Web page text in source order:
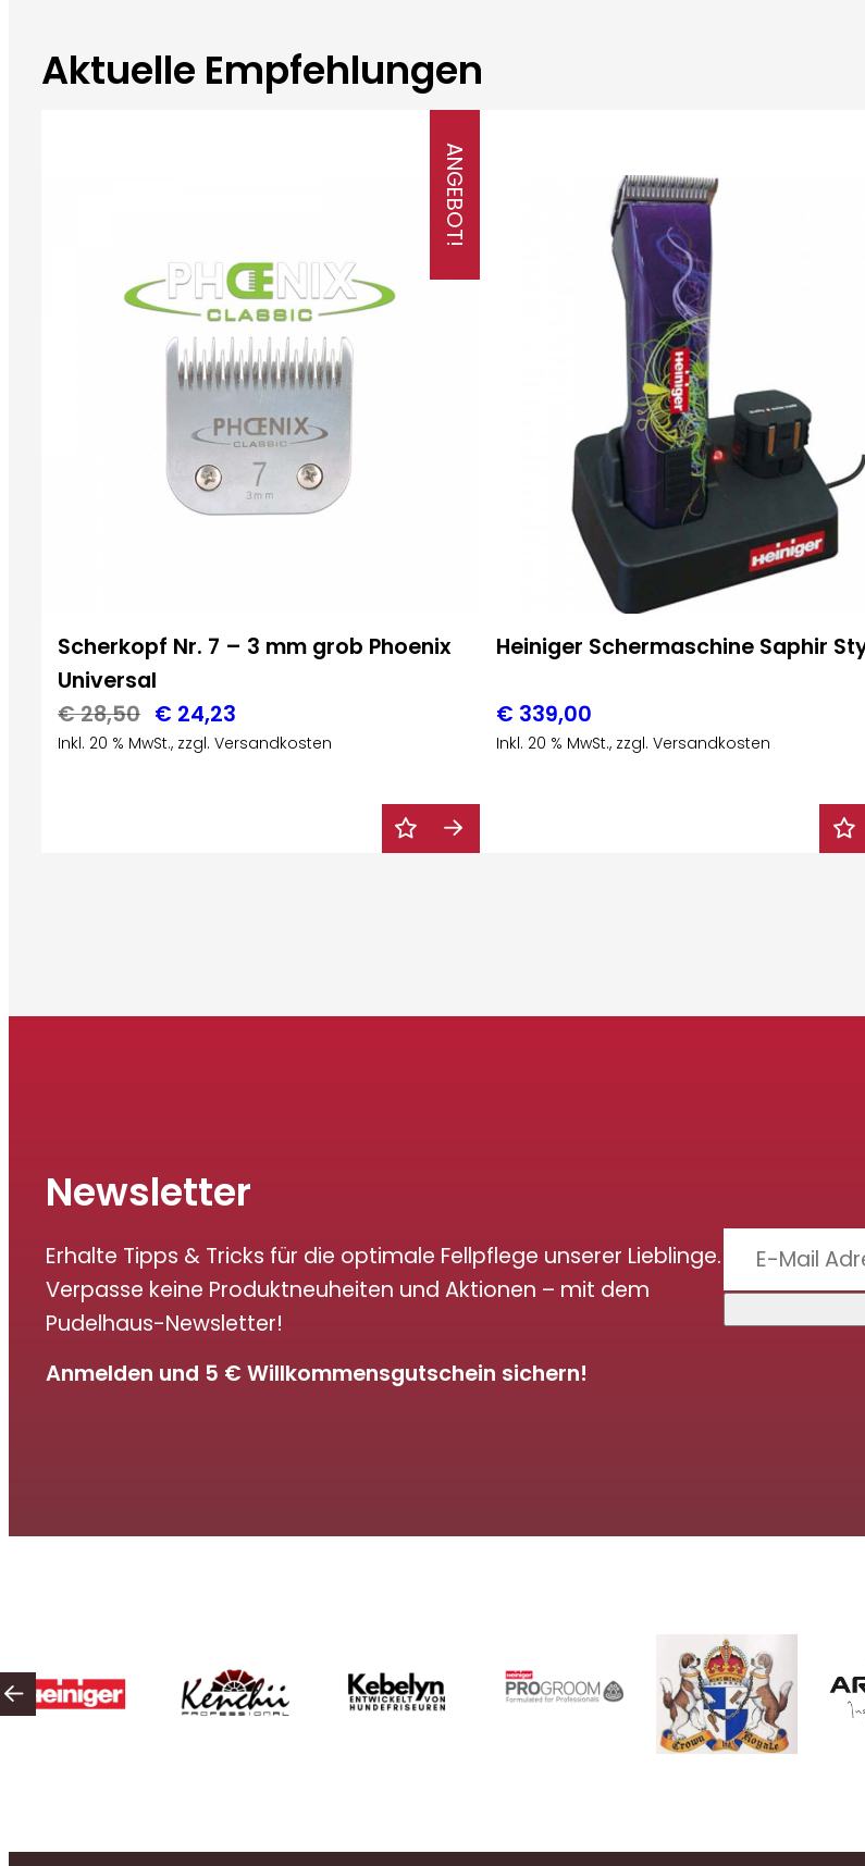
Aktuelle Empfehlungen
ANGEBOT!
Scherkopf Nr. 7 – 3 mm grob Phoenix
Universal
€28,50 Ursprünglicher
Preis
€ 24,23Aktueller
Preis
Inkl. 20 % MwSt., zzgl. Versandkosten
Heiniger Schermaschine Saphir
€ 339,00
Inkl. 20 % MwSt., zzgl. Versandkosten
Newsletter
Erhalte Tipps & Tricks für die optimale Fellpflege unserer Lieblinge.
Verpasse keine Produktneuheiten und Aktionen – mit dem
Pudelhaus-Newsletter!
Anmelden und 5 € Willkommensgutschein sichern!